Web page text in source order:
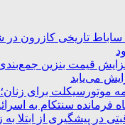
ساباط تاریخی کازرون در
قیمت بنزین
می‌یابد
موتورسیکلت برای زنان؛
فرمانده سنتکام به
در پیشگیری از ابتلا به